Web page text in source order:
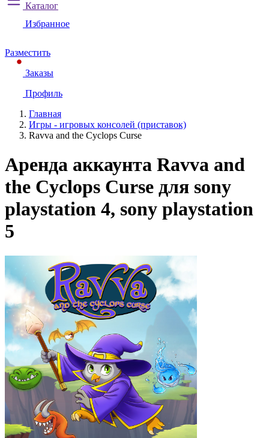
Каталог
Избранное
Разместить
Заказы
Профиль
Главная
Игры - игровых консолей (приставок)
Ravva and the Cyclops Curse
Аренда аккаунта Ravva and
the Cyclops Curse для sony
playstation 4, sony playstation
5